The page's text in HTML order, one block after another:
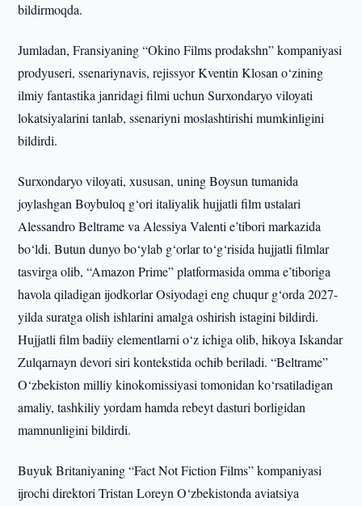
bildirmoqda.
Jumladan, Fransiyaning “Okino Films prodakshn” kompaniyasi
prodyuseri, ssenariynavis, rejissyor Kventin Klosan o‘zining
ilmiy fantastika janridagi filmi uchun Surxondaryo viloyati
lokatsiyalarini tanlab, ssenariyni moslashtirishi mumkinligini
bildirdi.
Surxondaryo viloyati, xususan, uning Boysun tumanida
joylashgan Boybuloq g‘ori italiyalik hujjatli film ustalari
Alessandro Beltrame va Alessiya Valenti e’tibori markazida
bo‘ldi. Butun dunyo bo‘ylab g‘orlar to‘g‘risida hujjatli filmlar
tasvirga olib, “Amazon Prime” platformasida omma e’tiboriga
havola qiladigan ijodkorlar Osiyodagi eng chuqur g‘orda 2027-
yilda suratga olish ishlarini amalga oshirish istagini bildirdi.
Hujjatli film badiiy elementlarni o‘z ichiga olib, hikoya Iskandar
Zulqarnayn devori siri kontekstida ochib beriladi. “Beltrame”
O‘zbekiston milliy kinokomissiyasi tomonidan ko‘rsatiladigan
amaliy, tashkiliy yordam hamda rebeyt dasturi borligidan
mamnunligini bildirdi.
Buyuk Britaniyaning “Fact Not Fiction Films” kompaniyasi
ijrochi direktori Tristan Loreyn O‘zbekistonda aviatsiya